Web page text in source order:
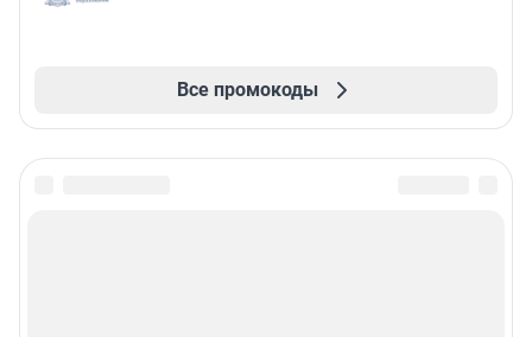
Все промокоды